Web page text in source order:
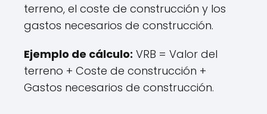
terreno, el coste de construcción y los
gastos necesarios de construcción.
Ejemplo de cálculo: VRB = Valor del
terreno + Coste de construcción +
Gastos necesarios de construcción.